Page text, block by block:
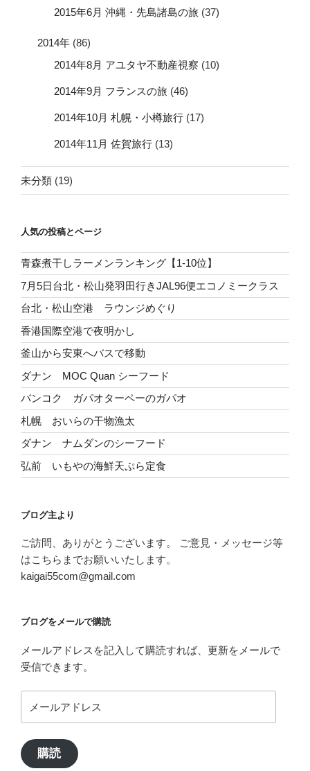
2015年6月 沖縄・先島諸島の旅 (37)
2014年 (86)
2014年8月 アユタヤ不動産視察 (10)
2014年9月 フランスの旅 (46)
2014年10月 札幌・小樽旅行 (17)
2014年11月 佐賀旅行 (13)
未分類 (19)
人気の投稿とページ
青森煮干しラーメンランキング【1-10位】
7月5日台北・松山発羽田行きJAL96便エコノミークラス
台北・松山空港 ラウンジめぐり
香港国際空港で夜明かし
釜山から安東へバスで移動
ダナン MOC Quan シーフード
バンコク ガパオターペーのガパオ
札幌 おいらの干物漁太
ダナン ナムダンのシーフード
弘前 いもやの海鮮天ぷら定食
ブログ主より
ご訪問、ありがとうございます。 ご意見・メッセージ等
はこちらまでお願いいたします。
kaigai55com@gmail.com
ブログをメールで購読
メールアドレスを記入して購読すれば、更新をメールで
受信できます。
ー
ア
ド
購読